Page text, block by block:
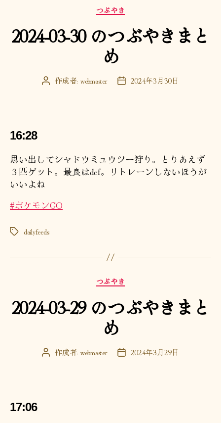
カ
テ
ゴ
リ
ー
つぶやき
2024-03-30 のつぶやきまと
め
投 作成者: webmaster
投 2024年3月30日
16:28
思い出してシャドウミュウツー狩り。とりあえず
３匹ゲット。最良はdef。リトレーンしないほうが
いいよね
#ポケモンGO
タ
dailyfeeds
カ
テ
ゴ
リ
ー
つぶやき
2024-03-29 のつぶやきまと
め
投 作成者: webmaster
投 2024年3月29日
17:06